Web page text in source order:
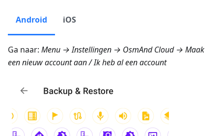
Android iOS
Ga naar: Menu → Instellingen → OsmAnd Cloud → Maak
een nieuw account aan/Ik heb al een account